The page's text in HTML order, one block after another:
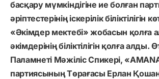
басқару мүмкіндігіне ие болған
әріптестерінің іскерілік біліктілігін
«Әкімдер мектебі» жобасын қолға
әкімдерінің біліктілігін қолға алды.
Паламнеті Мәжіліс Спикері,
партиясының Төрағасы Ерлан